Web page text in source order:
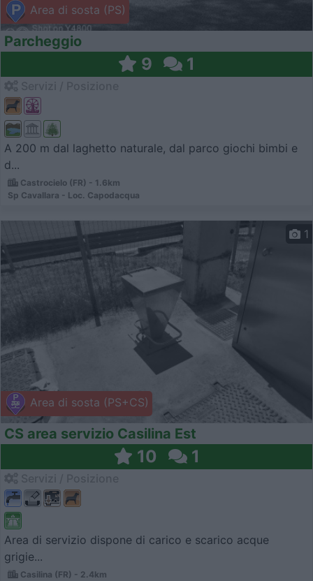
Area di sosta (PS)
Parcheggio
9 1
A 200 m dal laghetto naturale, dal parco giochi bimbi e
d...
Castrocielo (FR) - 1.6km
Sp Cavallara - Loc. Capodacqua
Area di sosta (PS+CS)
1
CS area servizio Casilina Est
10 1
Area di servizio dispone di carico e scarico acque
grigie...
Casilina (FR) - 2.4km